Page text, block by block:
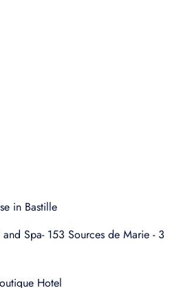
in Bastille
Spa- 153 Sources de Marie - 3
Hotel